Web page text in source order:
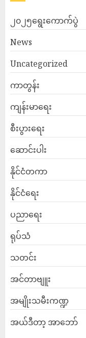
၂၀၂၅ရွေးကောက်ပွဲ
News
Uncategorized
ကာတွန်း
ကျန်းမာရေး
စီးပွားရေး
ဆောင်းပါး
နိုင်ငံတကာ
နိုင်ငံရေး
ပညာရေး
ရုပ်သံ
သတင်း
အင်တာဗျူး
အမျိုးသမီးကဏ္ဍ
အယ်ဒီတာ့ အာဘော်